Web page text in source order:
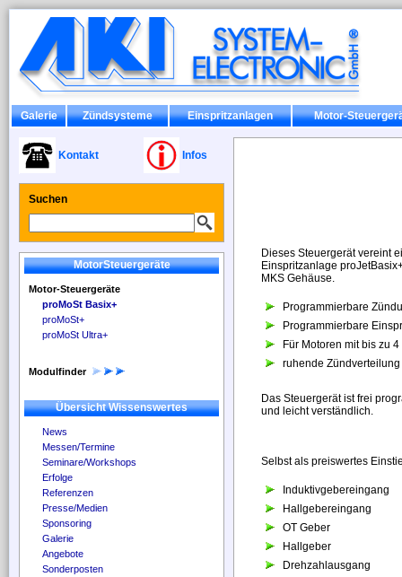
Galerie Zündsysteme Einspritzanlagen Motor-
Kontakt Infos
Suchen
MotorSteuergeräte
Motor-Steuergeräte
proMoSt Basix+
proMoSt+
proMoSt Ultra+
Modulfinder
Übersicht Wissenswertes
News
Messen/Termine
Seminare/Workshops
Erfolge
Referenzen
Presse/Medien
Sponsoring
Galerie
Angebote
Sonderposten
Dieses Steuergerät vereint
Einspritzanlage
MKS Gehäuse.
Programmierbare
Programmierbare
Für Motoren mit bis zu
ruhende
Das Steuergerät ist frei
und leicht verständlich.
Selbst als preiswertes
Induktivgebereingang
Hallgebereingang
OT Geber
Hallgeber
Drehzahlausgang